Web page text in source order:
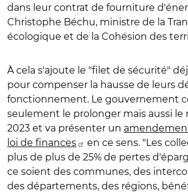
dans leur contrat de fourniture
Christophe Béchu, ministre de la
écologique et de la Cohésion des
À cela s'ajoute le "filet de sécurité"
pour compenser la hausse de leurs
fonctionnement. Le gouvernement
seulement le prolonger mais aussi le
2023 et va présenter un
loi de finances
en ce sens. "Les
plus de plus de 25% de pertes
ce soient des communes, des
des départements, des régions,